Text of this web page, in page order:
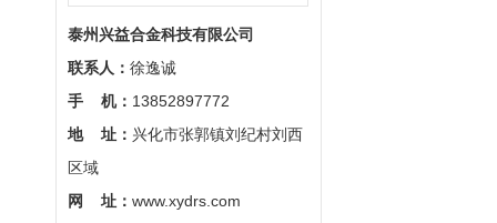
泰州兴益合金科技有限公司
联系人： 徐逸诚
手 机： 13852897772
地 址： 兴化市张郭镇刘纪村刘西
区域
网 址： www.xydrs.com